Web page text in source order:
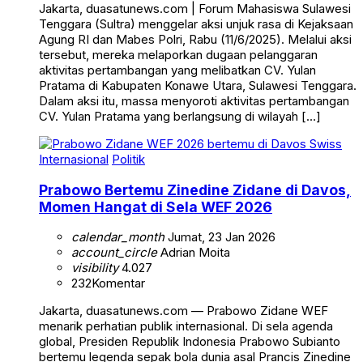
Jakarta, duasatunews.com | Forum Mahasiswa Sulawesi
Tenggara (Sultra) menggelar aksi unjuk rasa di Kejaksaan
Agung RI dan Mabes Polri, Rabu (11/6/2025). Melalui aksi
tersebut, mereka melaporkan dugaan pelanggaran
aktivitas pertambangan yang melibatkan CV. Yulan
Pratama di Kabupaten Konawe Utara, Sulawesi Tenggara.
Dalam aksi itu, massa menyoroti aktivitas pertambangan
CV. Yulan Pratama yang berlangsung di wilayah […]
Internasional Politik
Prabowo Bertemu Zinedine Zidane di Davos,
Momen Hangat di Sela WEF 2026
calendar_monthJumat, 23 Jan 2026
account_circleAdrian Moita
visibility4.027
232Komentar
Jakarta, duasatunews.com — Prabowo Zidane WEF
menarik perhatian publik internasional. Di sela agenda
global, Presiden Republik Indonesia Prabowo Subianto
bertemu legenda sepak bola dunia asal Prancis Zinedine